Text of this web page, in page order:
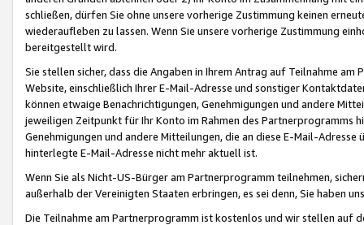
schließen, dürfen Sie ohne unsere vorherige Zustimmung keinen
wiederaufleben zu lassen. Wenn Sie unsere vorherige Zustimmung
bereitgestellt wird.
Sie stellen sicher, dass die Angaben in Ihrem Antrag auf Teilnahme
Website, einschließlich Ihrer E-Mail-Adresse und sonstiger
können etwaige Benachrichtigungen, Genehmigungen und andere
jeweiligen Zeitpunkt für Ihr Konto im Rahmen des Partnerprogramms
Genehmigungen und andere Mitteilungen, die an diese E-Mail-
hinterlegte E-Mail-Adresse nicht mehr aktuell ist.
Wenn Sie als Nicht-US-Bürger am Partnerprogramm teilnehmen,
außerhalb der Vereinigten Staaten erbringen, es sei denn, Sie haben
Die Teilnahme am Partnerprogramm ist kostenlos und wir stellen auf